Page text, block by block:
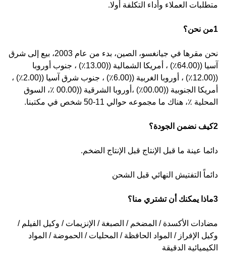
متطلبات العملاء وأداء التكلفة أولا.
1من نحن؟
نحن مقرها في جيانغسو، الصين، بدء من عام 2003، بيع إلى شرق
آسيا ((64.00٪) ، أمريكا الشمالية ((13.00٪) ، جنوب أوروبا
((12.00٪) ، أوروبا الغربية ((6.00٪) ، جنوب شرق آسيا ((2.00٪) ،
أمريكا الجنوبية ((00.00٪) ،أوروبا الشرقية ((00.00 ٪، السوق
المحلية ٪، هناك ما مجموعه حوالي 11-50 شخص في مكتبنا.
2كيف نضمن الجودة؟
دائما عينة ما قبل الإنتاج قبل الإنتاج الضخم.
دائماً التفتيش النهائي قبل الشحن
3ماذا يمكنك أن تشتري منا؟
مضادات الأكسدة / المضخم / الصبغة / الإنزيمات / وكيل الفيلم /
وكيل الإفراز / المواد الحافظة / المحليات / الحموضة / المواد
الكيميائية الدقيقة